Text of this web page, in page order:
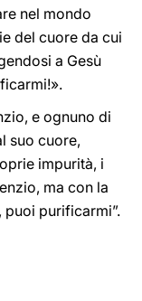
nel mondo
del cuore da cui
a Gesù
e ognuno di
suo cuore,
impurità, i
ma con la
puoi purificarmi”.